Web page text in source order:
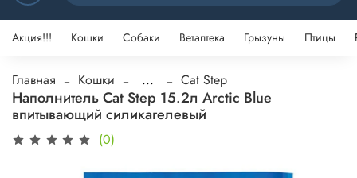
Акция!!! Кошки Собаки Ветаптека Грызуны Птицы
Главная Кошки ... Cat Step
Наполнитель Cat Step 15.2л Arctic Blue
впитывающий силикагелевый
(0)